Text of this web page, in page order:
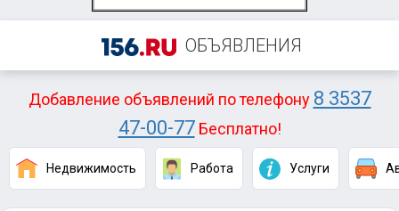
ОБЪЯВЛЕНИЯ
Добавление объявлений по телефону 8 3537
47-00-77Бесплатно!
Недвижимость Работа Услуги